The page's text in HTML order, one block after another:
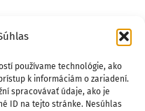
používame technológie, ako
k informáciám o zariadení.
spracovávať údaje, ako je
ID na tejto stránke. Nesúhlas